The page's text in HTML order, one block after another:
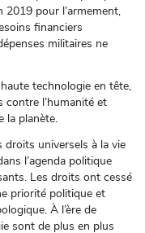
pour l’armement,
financiers
militaires ne
technologie en tête,
l’humanité et
la planète.
droits universels à la vie
l’agenda politique
Les droits ont cessé
priorité politique et
À l’ère de
sont de plus en plus